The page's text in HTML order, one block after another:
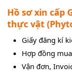
Hồ sơ xin cấp
thực vật
Giấy đăng kí
Hợp đồng
Vận đơn,